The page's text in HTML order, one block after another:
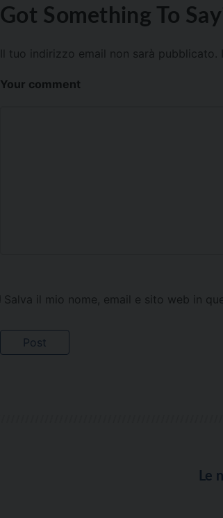
Got Something To
Il tuo indirizzo email non sarà pubblicato.
Your comment
Salva il mio nome, email e sito web in
Le